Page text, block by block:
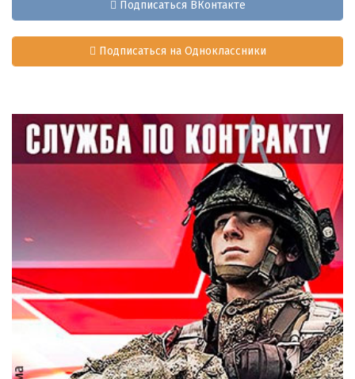
Подписаться ВКонтакте
Подписаться на Одноклассники